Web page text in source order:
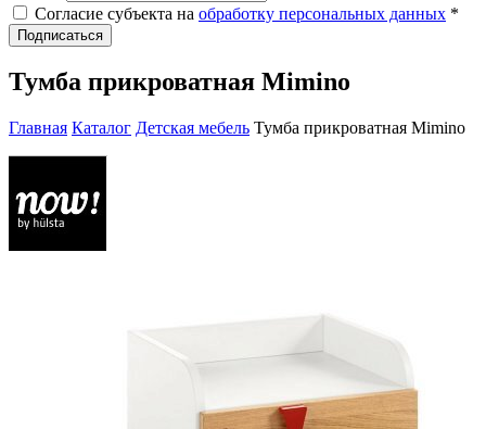
Согласие субъекта на обработку персональных данных *
Подписаться
Тумба прикроватная Mimino
Главная Каталог Детская мебель Тумба прикроватная Mimino